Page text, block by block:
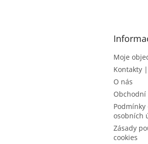
Moje
Kontakty
O nás
osobních
Zásady
cookies